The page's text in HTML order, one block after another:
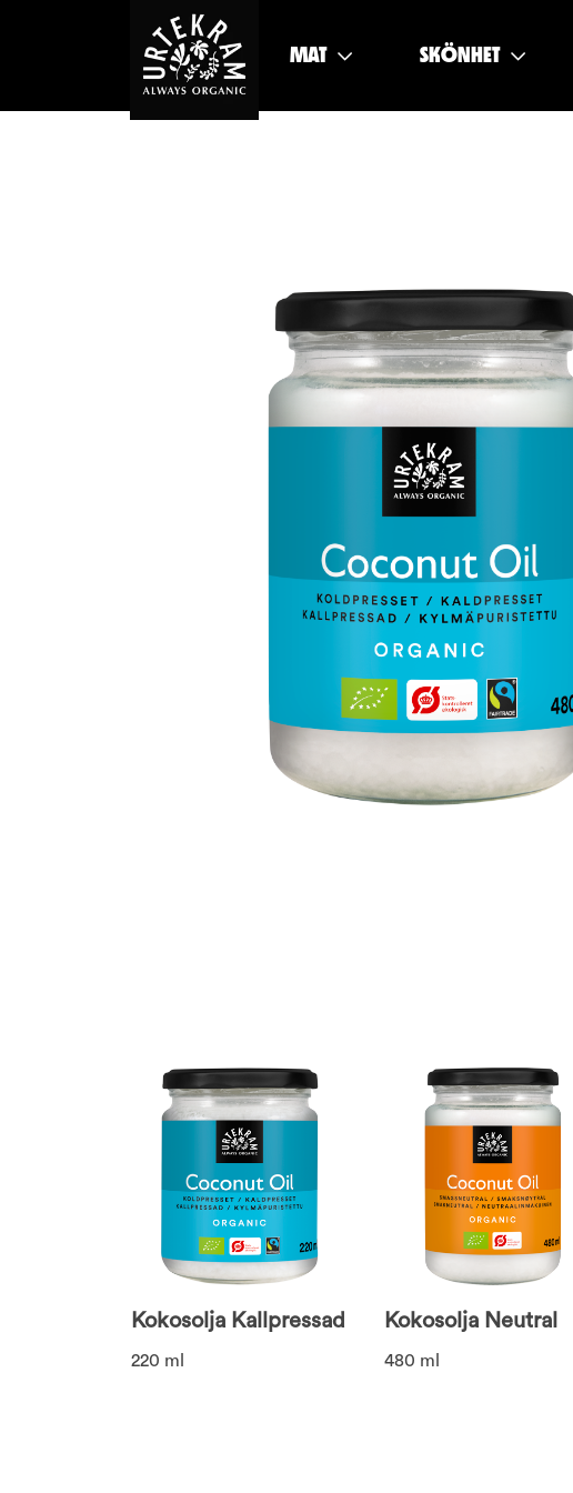
MAT SKÖNHET
Kokosolja Kallpressad
220 ml
Kokosolja Neutral
480 ml